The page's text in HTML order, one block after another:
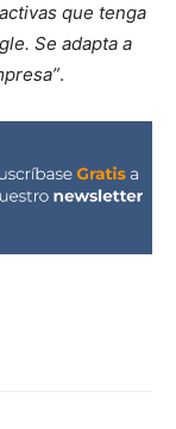
que tenga
Se adapta a
.